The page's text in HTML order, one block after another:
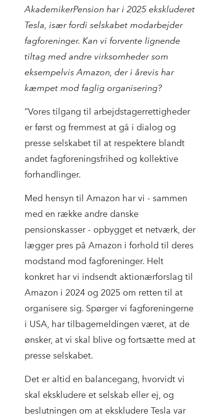
AkademikerPension har i 2025 ekskluderet
Tesla, især fordi selskabet modarbejder
fagforeninger. Kan vi forvente lignende
tiltag med andre virksomheder som
eksempelvis Amazon, der i årevis har
kæmpet mod faglig organisering?
”Vores tilgang til arbejdstagerrettigheder
er først og fremmest at gå i dialog og
presse selskabet til at respektere blandt
andet fagforeningsfrihed og kollektive
forhandlinger.
Med hensyn til Amazon har vi - sammen
med en række andre danske
pensionskasser - opbygget et netværk, der
lægger pres på Amazon i forhold til deres
modstand mod fagforeninger. Helt
konkret har vi indsendt aktionærforslag til
Amazon i 2024 og 2025 om retten til at
organisere sig. Spørger vi fagforeningerne
i USA, har tilbagemeldingen været, at de
ønsker, at vi skal blive og fortsætte med at
presse selskabet.
Det er altid en balancegang, hvorvidt vi
skal ekskludere et selskab eller ej, og
beslutningen om at ekskludere Tesla var